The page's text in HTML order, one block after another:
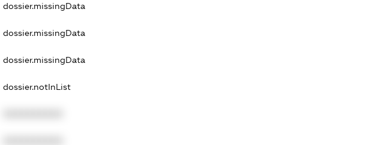
dossier.missingData
dossier.missingData
dossier.missingData
dossier.notInList